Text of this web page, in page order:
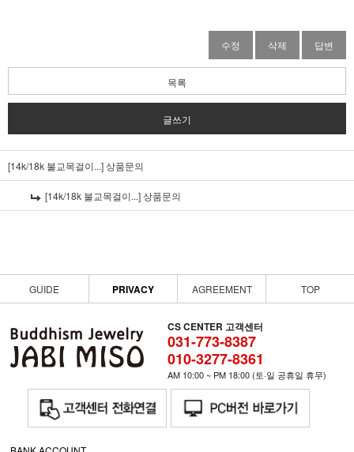
수정 삭제 답변
목록
글쓰기
[14k/18k 불교목걸이...]상품문의
[14k/18k 불교목걸이...]상품문의
GUIDE PRIVACY AGREEMENT TOP
CS CENTER 고객센터
031-773-8387
010-3277-8361
AM 10:00 ~ PM 18:00 (토·일 공휴일 휴무)